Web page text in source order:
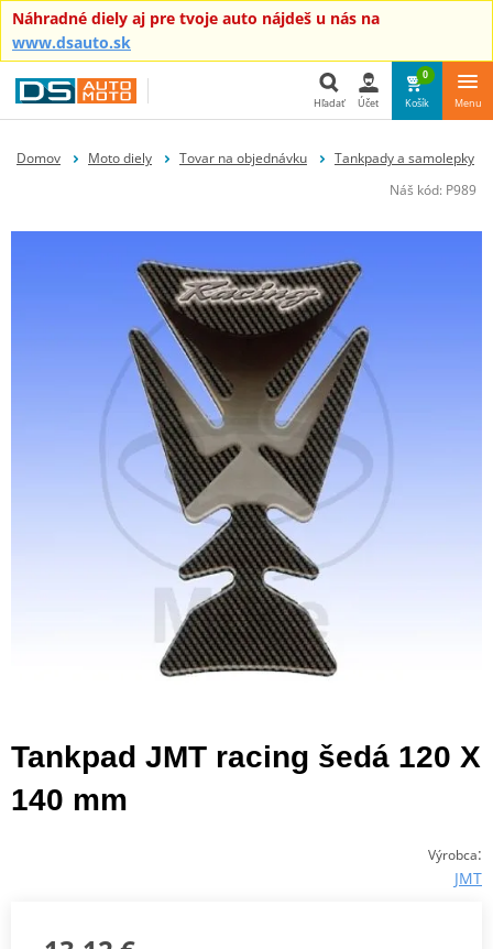
Náhradné diely aj pre tvoje auto nájdeš u nás na
www.dsauto.sk
Hľadať
Hľadať Účet
0
Košík Menu
Domov Moto diely Tovar na objednávku
Tankpady a samolepky
Náš kód: P989
Tankpad JMT racing šedá 120 X
140 mm
Výrobca:
JMT